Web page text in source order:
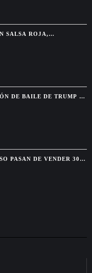
SALSA ROJA,
DE DESAYUNO
DE BAILE DE TRUMP Y
PASAN DE VENDER 300
FANS EN MÉXICO